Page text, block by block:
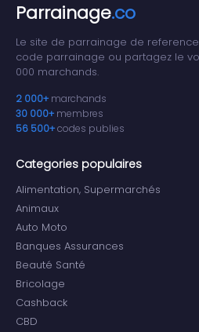
Parrainage.co
Le site de parrainage de reference
code parrainage ou partagez le
000 marchands.
2 000+ marchands
30 000+ membres
56 500+codes publies
Categories populaires
Alimentation, Supermarchés
Animaux
Auto Moto
Banques Assurances
Beauté Santé
Bricolage
Cashback
CBD